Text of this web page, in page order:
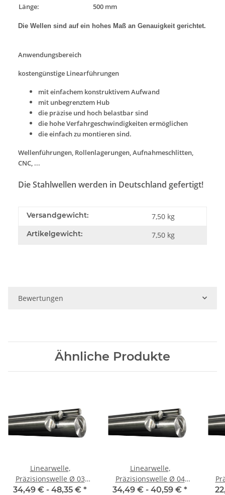
Länge: 500 mm
Die Wellen sind auf ein hohes Maß an Genauigkeit gerichtet.
Anwendungsbereich
kostengünstige Linearführungen
mit einfachem konstruktivem Aufwand
mit unbegrenztem Hub
die präzise und hoch belastbar sind
die hohe Verfahrgeschwindigkeiten ermöglichen
die einfach zu montieren sind.
Wellenführungen, Rollenlagerungen, Aufnahmeschlitten,
CNC, ...
Die Stahlwellen werden in Deutschland gefertigt!
Versandgewicht: 7,50 kg
Artikelgewicht: 7,50 kg
Bewertungen
Ähnliche Produkte
Linearwelle,
Präzisionswelle Ø 03
mm, je m ± 5 mm,
34,49 € - 48,35 € *
Linearwelle,
Präzisionswelle Ø 04
mm, je m ± 5 mm,
34,49 € - 40,59 € *